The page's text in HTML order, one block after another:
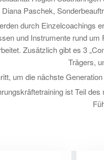
Paschek,
durch Einzelcoachings
und Instrumente rund
Zusätzlich gibt es 3
Trägers,
um die nächste
ist Teil des